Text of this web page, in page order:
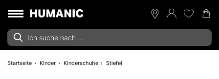
Startseite Kinder Kinderschuhe Stiefel